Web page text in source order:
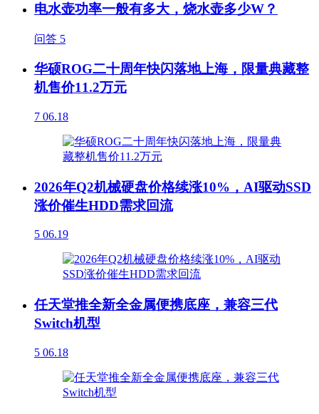
电水壶功率一般有多大，烧水壶多少W？
问答 5
华硕ROG二十周年快闪落地上海，限量典藏整
机售价11.2万元
7 06.18
2026年Q2机械硬盘价格续涨10%，AI驱动SSD
涨价催生HDD需求回流
5 06.19
任天堂推全新全金属便携底座，兼容三代
Switch机型
5 06.18